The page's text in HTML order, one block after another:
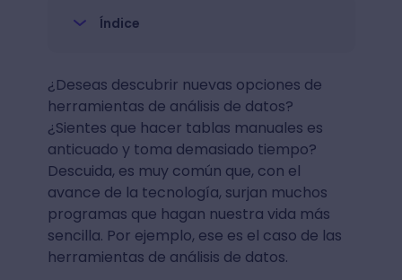
Índice
¿Deseas descubrir nuevas opciones de
herramientas de análisis de datos?
¿Sientes que hacer tablas manuales es
anticuado y toma demasiado tiempo?
Descuida, es muy común que, con el
avance de la tecnología, surjan muchos
programas que hagan nuestra vida más
sencilla. Por ejemplo, ese es el caso de las
herramientas de análisis de datos.